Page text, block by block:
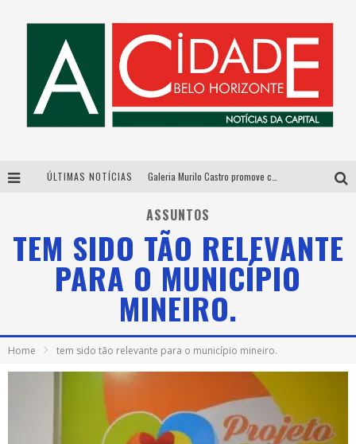
ÚLTIMAS NOTÍCIAS
De BH para o mundo: conheça a stylist mineira por trás de turnês e campanhas globais
As Hilárias: Suzy Brasil, Kayete e Karoline Absinto retornam a Belo Horizonte para apresentação única no Teatro Sesiminas
ASSUNTOS
TEM SIDO TÃO RELEVANTE
PARA O MUNICÍPIO
MINEIRO.
Home tem sido tão relevante para o município mineiro.